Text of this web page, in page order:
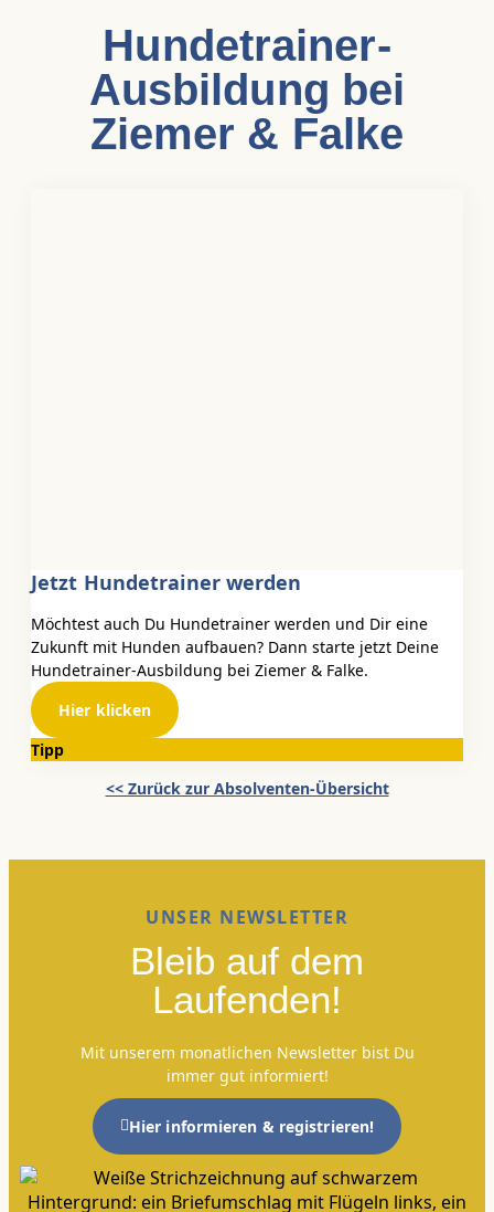
Hundetrainer-
Ausbildung bei
Ziemer & Falke
Jetzt Hundetrainer werden
Möchtest auch Du Hundetrainer werden und Dir eine
Zukunft mit Hunden aufbauen? Dann starte jetzt Deine
Hundetrainer-Ausbildung bei Ziemer & Falke.
Hier klicken
Tipp
<< Zurück zur Absolventen-Übersicht
UNSER NEWSLETTER
Bleib auf dem
Laufenden!
Mit unserem monatlichen Newsletter bist Du
immer gut informiert!
Hier informieren & registrieren!